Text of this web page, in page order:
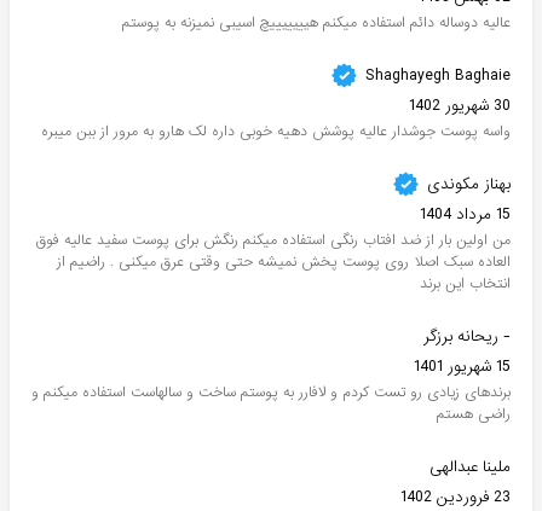
عالیه دوساله دائم استفاده میکنم هیییییییچ اسیبی نمیزنه به پوستم
Shaghayegh Baghaie
30 شهریور 1402
واسه پوست جوشدار عالیه پوشش دهیه خوبی داره لک هارو به مرور از ببن میبره
بهناز مکوندی
15 مرداد 1404
من اولین بار از ضد افتاب رنگی استفاده میکنم رنگش برای پوست سفید عالیه فوق
العاده سبک اصلا روی پوست پخش نمیشه حتی وقتی عرق میکنی . راضیم از
انتخاب این برند
- ریحانه برزگر
15 شهریور 1401
برندهای زیادی رو تست کردم و لافارر به پوستم ساخت و سالهاست استفاده میکنم و
راضی هستم
ملینا عبدالهی
23 فروردین 1402